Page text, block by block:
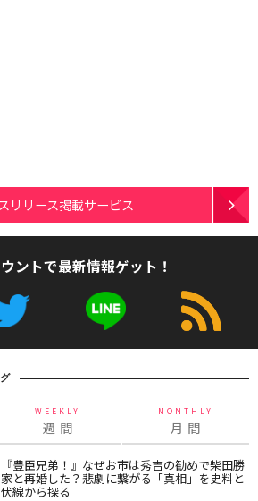
リリース掲載サービス
ントで最新情報ゲット！
WEEKLY
週 間
MONTHLY
月 間
『豊臣兄弟！』なぜお市は秀吉の勧めで柴田勝
家と再婚した？悲劇に繋がる「真相」を史料と
伏線から探る